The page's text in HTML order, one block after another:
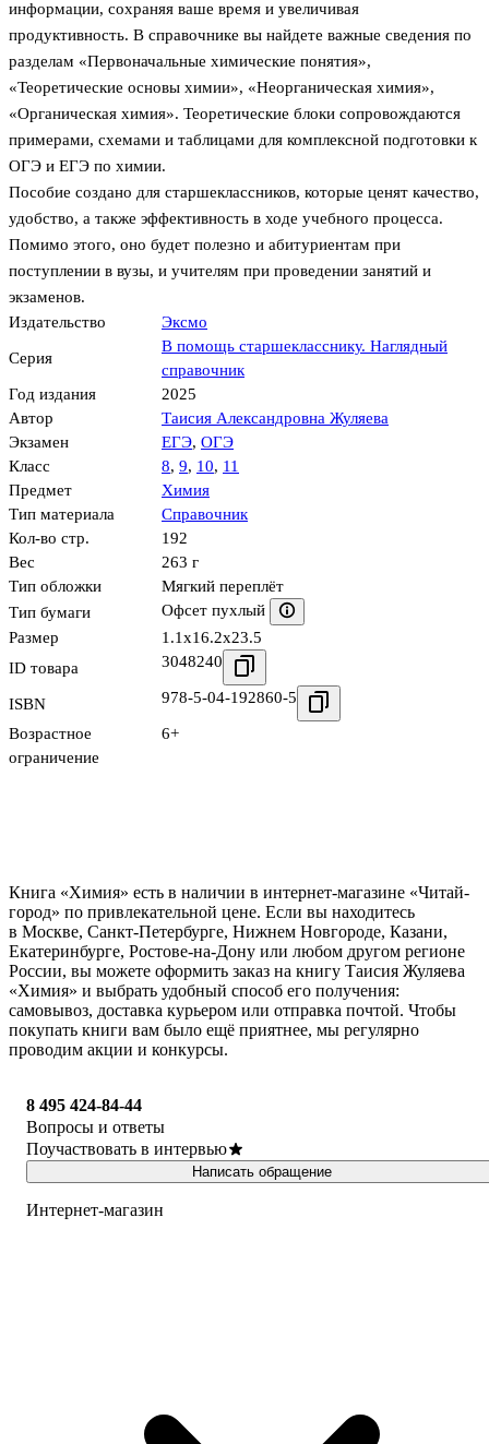
информации, сохраняя ваше время и увеличивая
продуктивность. В справочнике вы найдете важные сведения по
разделам «Первоначальные химические понятия»,
«Теоретические основы химии», «Неорганическая химия»,
«Органическая химия». Теоретические блоки сопровождаются
примерами, схемами и таблицами для комплексной подготовки к
ОГЭ и ЕГЭ по химии.
Пособие создано для старшеклассников, которые ценят качество,
удобство, а также эффективность в ходе учебного процесса.
Помимо этого, оно будет полезно и абитуриентам при
поступлении в вузы, и учителям при проведении занятий и
экзаменов.
Издательство
Эксмо
Серия
В помощь старшекласснику. Наглядный
справочник
Год издания
2025
Автор
Таисия Александровна Жуляева
Экзамен
ЕГЭ, ОГЭ
Класс
8, 9, 10, 11
Предмет
Химия
Тип материала
Справочник
Кол-во стр.
192
Вес
263 г
Тип обложки
Мягкий переплёт
Тип бумаги
Офсет пухлый
Размер
1.1x16.2x23.5
ID товара
3048240
ISBN 978-5-04-192860-5
Возрастное
ограничение
6+
Книга «Химия» есть в наличии в интернет-магазине «Читай-
город» по привлекательной цене. Если вы находитесь
в Москве, Санкт-Петербурге, Нижнем Новгороде, Казани,
Екатеринбурге, Ростове-на-Дону или любом другом регионе
России, вы можете оформить заказ на книгу Таисия Жуляева
«Химия» и выбрать удобный способ его получения:
самовывоз, доставка курьером или отправка почтой. Чтобы
покупать книги вам было ещё приятнее, мы регулярно
проводим акции и конкурсы.
8 495 424-84-44
Вопросы и ответы
Поучаствовать в интервью
Написать обращение
Интернет-магазин